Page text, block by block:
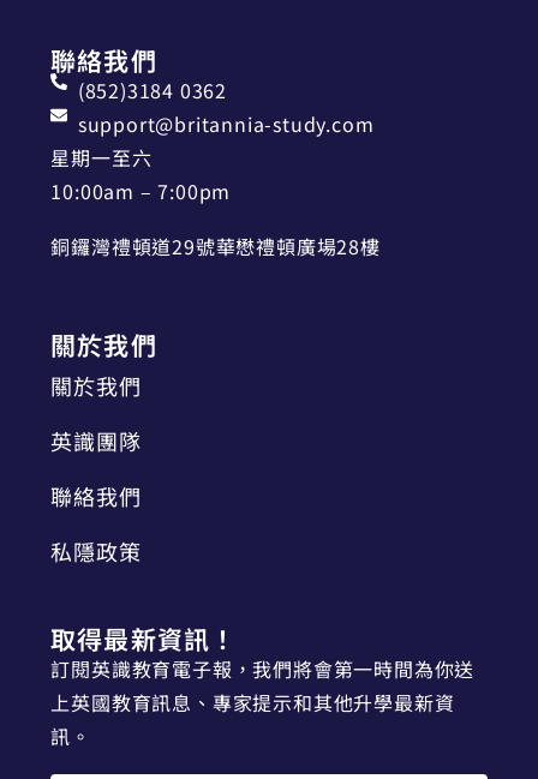
聯絡我們
(852)3184 0362
support@britannia-study.com
星期一至六
10:00am – 7:00pm
銅鑼灣禮頓道29號華懋禮頓廣場28樓
關於我們
關於我們
英識團隊
聯絡我們
私隱政策
取得最新資訊！
訂閱英識教育電子報，我們將會第一時間為你送
上英國教育訊息、專家提示和其他升學最新資
訊。